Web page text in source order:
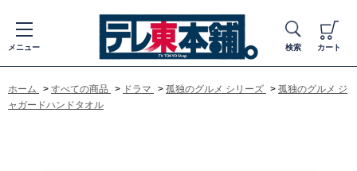
メニュー 検索 カート
ホーム > すべての商品 > ドラマ > 孤独のグルメ シリーズ > 孤独のグルメ ジ
ャガードハンドタオル